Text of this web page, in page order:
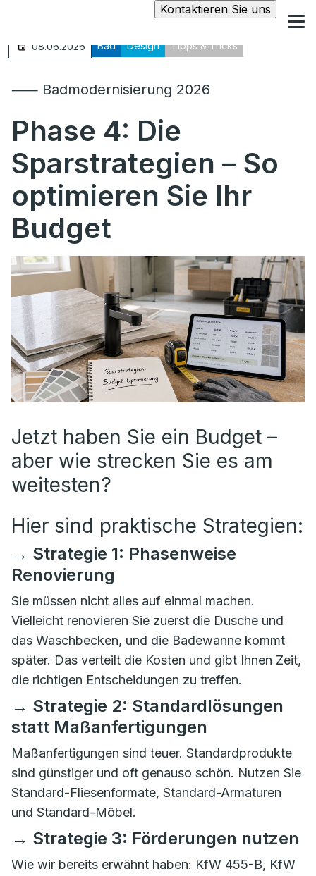
Kontaktieren Sie uns
08.06.2026 Bad Design Tipps & Tricks
⸺ Badmodernisierung 2026
Phase 4: Die
Sparstrategien – So
optimieren Sie Ihr
Budget
Jetzt haben Sie ein Budget –
aber wie strecken Sie es am
weitesten?
Hier sind praktische Strategien:
→ Strategie 1: Phasenweise
Renovierung
Sie müssen nicht alles auf einmal machen.
Vielleicht renovieren Sie zuerst die Dusche und
das Waschbecken, und die Badewanne kommt
später. Das verteilt die Kosten und gibt Ihnen Zeit,
die richtigen Entscheidungen zu treffen.
→ Strategie 2: Standardlösungen
statt Maßanfertigungen
Maßanfertigungen sind teuer. Standardprodukte
sind günstiger und oft genauso schön. Nutzen Sie
Standard-Fliesenformate, Standard-Armaturen
und Standard-Möbel.
→ Strategie 3: Förderungen nutzen
Wie wir bereits erwähnt haben: KfW 455-B, KfW